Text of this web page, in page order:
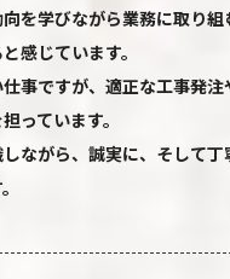
を学びながら業務に取り
感じています。
事ですが、適正な工事発
っています。
ながら、誠実に、そして